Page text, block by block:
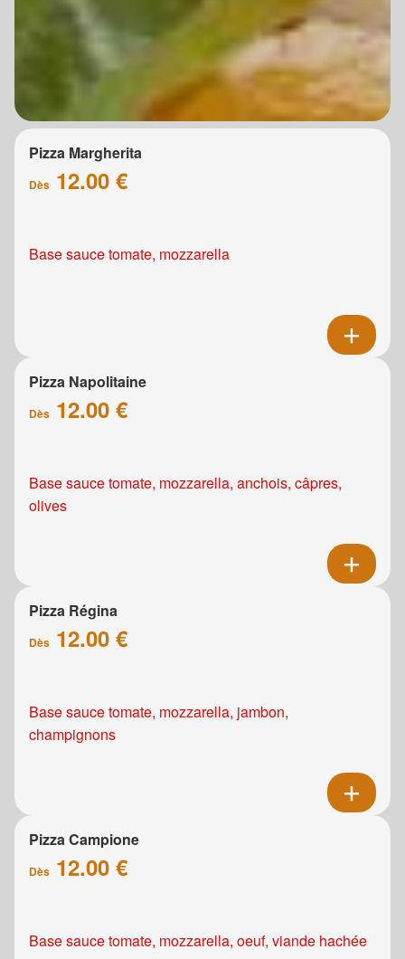
Pizza Margherita
Dès 12.00 €
Base sauce tomate, mozzarella
Pizza Napolitaine
Dès 12.00 €
Base sauce tomate, mozzarella, anchois, câpres,
olives
Pizza Régina
Dès 12.00 €
Base sauce tomate, mozzarella, jambon,
champignons
Pizza Campione
Dès 12.00 €
Base sauce tomate, mozzarella, oeuf, viande hachée